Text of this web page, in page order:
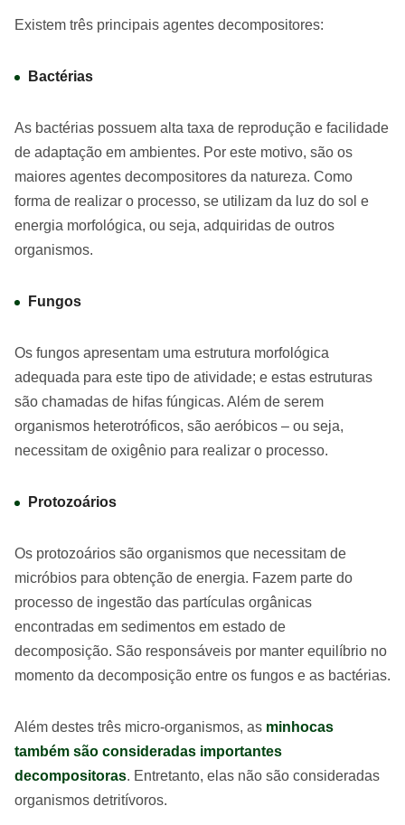
Existem três principais agentes decompositores:
Bactérias
As bactérias possuem alta taxa de reprodução e facilidade
de adaptação em ambientes. Por este motivo, são os
maiores agentes decompositores da natureza. Como
forma de realizar o processo, se utilizam da luz do sol e
energia morfológica, ou seja, adquiridas de outros
organismos.
Fungos
Os fungos apresentam uma estrutura morfológica
adequada para este tipo de atividade; e estas estruturas
são chamadas de hifas fúngicas. Além de serem
organismos heterotróficos, são aeróbicos – ou seja,
necessitam de oxigênio para realizar o processo.
Protozoários
Os protozoários são organismos que necessitam de
micróbios para obtenção de energia. Fazem parte do
processo de ingestão das partículas orgânicas
encontradas em sedimentos em estado de
decomposição. São responsáveis por manter equilíbrio no
momento da decomposição entre os fungos e as bactérias.
Além destes três micro-organismos, as minhocas
também são consideradas importantes
decompositoras. Entretanto, elas não são consideradas
organismos detritívoros.